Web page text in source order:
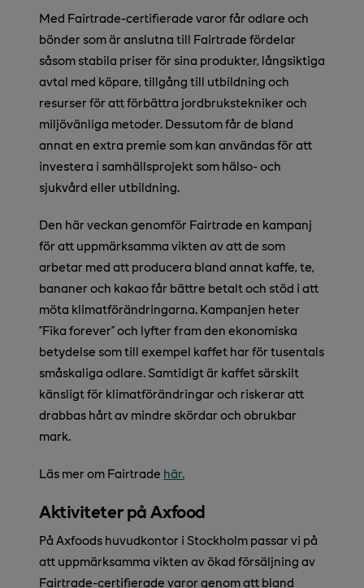
Med Fairtrade-certifierade varor får odlare och
bönder som är anslutna till Fairtrade fördelar
såsom stabila priser för sina produkter, långsiktiga
avtal med köpare, tillgång till utbildning och
resurser för att förbättra jordbrukstekniker och
miljövänliga metoder. Dessutom får de bland
annat en extra premie som kan användas för att
investera i samhällsprojekt som hälso- och
sjukvård eller utbildning.
Den här veckan genomför Fairtrade en kampanj
för att uppmärksamma vikten av att de som
arbetar med att producera bland annat kaffe, te,
bananer och kakao får bättre betalt och stöd i att
möta klimatförändringarna. Kampanjen heter
”Fika forever” och lyfter fram den ekonomiska
betydelse som till exempel kaffet har för tusentals
småskaliga odlare. Samtidigt är kaffet särskilt
känsligt för klimatförändringar och riskerar att
drabbas hårt av mindre skördar och obrukbar
mark.
Läs mer om Fairtrade här.
Aktiviteter på Axfood
På Axfoods huvudkontor i Stockholm passar vi på
att uppmärksamma vikten av ökad försäljning av
Fairtrade-certifierade varor genom att bland